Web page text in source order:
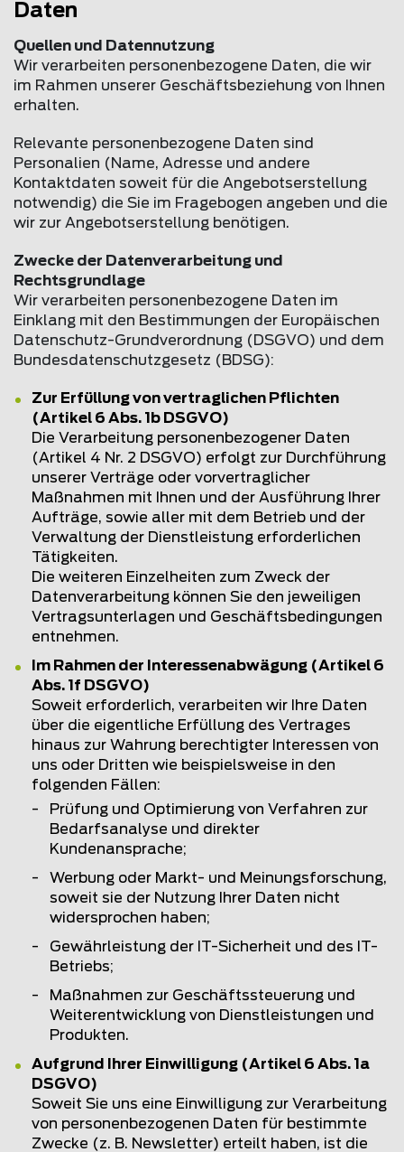
Daten
Quellen und Datennutzung
Wir verarbeiten personenbezogene Daten, die wir
im Rahmen unserer Geschäftsbeziehung von Ihnen
erhalten.
Relevante personenbezogene Daten sind
Personalien (Name, Adresse und andere
Kontaktdaten soweit für die Angebotserstellung
notwendig) die Sie im Fragebogen angeben und die
wir zur Angebotserstellung benötigen.
Zwecke der Datenverarbeitung und
Rechtsgrundlage
Wir verarbeiten personenbezogene Daten im
Einklang mit den Bestimmungen der Europäischen
Datenschutz-Grundverordnung (DSGVO) und dem
Bundesdatenschutzgesetz (BDSG):
Zur Erfüllung von vertraglichen Pflichten
(Artikel 6 Abs. 1b DSGVO)
Die Verarbeitung personenbezogener Daten
(Artikel 4 Nr. 2 DSGVO) erfolgt zur Durchführung
unserer Verträge oder vorvertraglicher
Maßnahmen mit Ihnen und der Ausführung Ihrer
Aufträge, sowie aller mit dem Betrieb und der
Verwaltung der Dienstleistung erforderlichen
Tätigkeiten.
Die weiteren Einzelheiten zum Zweck der
Datenverarbeitung können Sie den jeweiligen
Vertragsunterlagen und Geschäftsbedingungen
entnehmen.
Im Rahmen der Interessenabwägung (Artikel 6
Abs. 1f DSGVO)
Soweit erforderlich, verarbeiten wir Ihre Daten
über die eigentliche Erfüllung des Vertrages
hinaus zur Wahrung berechtigter Interessen von
uns oder Dritten wie beispielsweise in den
folgenden Fällen:
Prüfung und Optimierung von Verfahren zur
Bedarfsanalyse und direkter
Kundenansprache;
Werbung oder Markt- und Meinungsforschung,
soweit sie der Nutzung Ihrer Daten nicht
widersprochen haben;
Gewährleistung der IT-Sicherheit und des IT-
Betriebs;
Maßnahmen zur Geschäftssteuerung und
Weiterentwicklung von Dienstleistungen und
Produkten.
Aufgrund Ihrer Einwilligung (Artikel 6 Abs. 1a
DSGVO)
Soweit Sie uns eine Einwilligung zur Verarbeitung
von personenbezogenen Daten für bestimmte
Zwecke (z. B. Newsletter) erteilt haben, ist die